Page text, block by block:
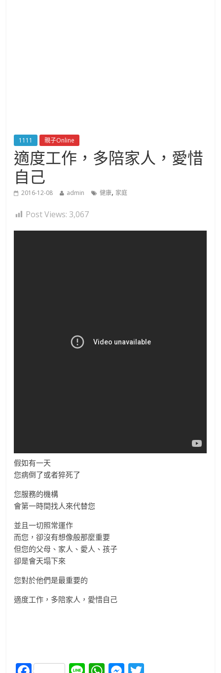
1111 親子Online
適度工作，多陪家人，愛惜
自己
2016-12-08 admin 健康, 家庭
Post Views: 3,067
假如有一天
您病倒了或者猝死了
您服務的機構
會第一時間找人來代替您
並且一切照常運作
而您，卻沒有想像般那麼重要
但您的父母、家人、愛人、孩子
卻是會天塌下來
您對於他們是最重要的
適度工作，多陪家人，愛惜自己